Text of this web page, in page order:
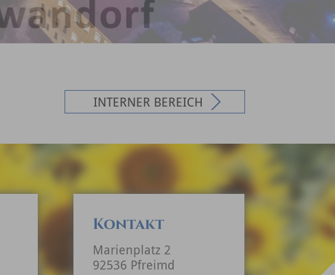
INTERNER BEREICH
Kontakt
Marienplatz 2
92536 Pfreimd